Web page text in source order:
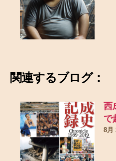
関連するブログ：
西
で
8月